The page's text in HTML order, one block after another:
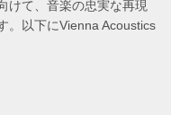
けて、音楽の忠実な再現
。以下にVienna Acoustics